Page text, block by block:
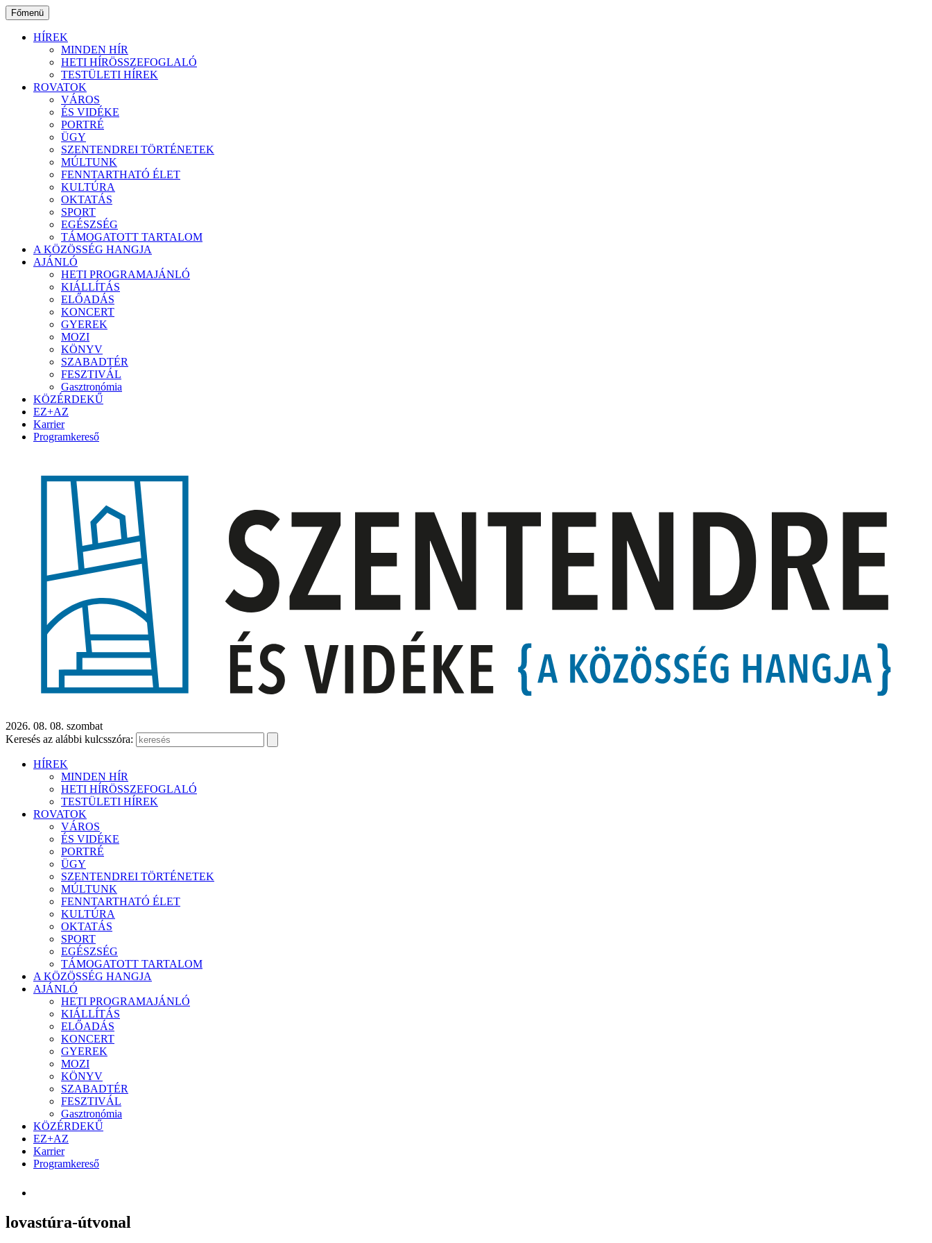
Ugrás
a
tartalomhoz
Főmenü
HÍREK
MINDEN HÍR
HETI HÍRÖSSZEFOGLALÓ
TESTÜLETI HÍREK
ROVATOK
VÁROS
ÉS VIDÉKE
PORTRÉ
ÜGY
SZENTENDREI TÖRTÉNETEK
MÚLTUNK
FENNTARTHATÓ ÉLET
KULTÚRA
OKTATÁS
SPORT
EGÉSZSÉG
TÁMOGATOTT TARTALOM
A KÖZÖSSÉG HANGJA
AJÁNLÓ
HETI PROGRAMAJÁNLÓ
KIÁLLÍTÁS
ELŐADÁS
KONCERT
GYEREK
MOZI
KÖNYV
SZABADTÉR
FESZTIVÁL
Gasztronómia
KÖZÉRDEKŰ
EZ+AZ
Karrier
Programkereső
2026. 08. 08. szombat
Keresés az alábbi kulcsszóra:
HÍREK
MINDEN HÍR
HETI HÍRÖSSZEFOGLALÓ
TESTÜLETI HÍREK
ROVATOK
VÁROS
ÉS VIDÉKE
PORTRÉ
ÜGY
SZENTENDREI TÖRTÉNETEK
MÚLTUNK
FENNTARTHATÓ ÉLET
KULTÚRA
OKTATÁS
SPORT
EGÉSZSÉG
TÁMOGATOTT TARTALOM
A KÖZÖSSÉG HANGJA
AJÁNLÓ
HETI PROGRAMAJÁNLÓ
KIÁLLÍTÁS
ELŐADÁS
KONCERT
GYEREK
MOZI
KÖNYV
SZABADTÉR
FESZTIVÁL
Gasztronómia
KÖZÉRDEKŰ
EZ+AZ
Karrier
Programkereső
lovastúra-útvonal